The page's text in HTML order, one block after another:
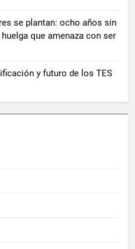
se plantan: ocho años sin
que amenaza con ser
y futuro de los TES